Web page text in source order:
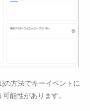
の方法でキーイベントに
能性があります。